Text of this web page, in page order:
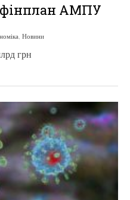
фінплан АМПУ
Новини
грн